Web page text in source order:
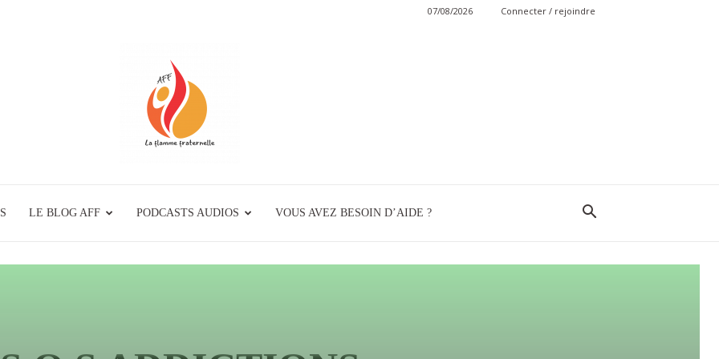
07/08/2026 Connecter / rejoindre
La
LE BLOG AFF PODCASTS AUDIOS VOUS AVEZ BESOIN D’AIDE ?